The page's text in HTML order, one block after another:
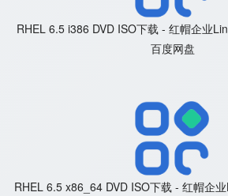
RHEL 6.5 i386 DVD ISO下载 - 红帽企业
百度网盘
RHEL 6.5 x86_64 DVD ISO下载 - 红帽企